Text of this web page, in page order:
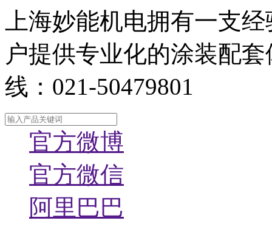
上海妙能机电拥有一支
户提供专业化的涂装配
线：021-50479801
官方微博
官方微信
阿里巴巴